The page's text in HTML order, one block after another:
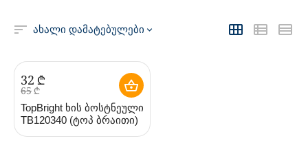
ახალი დამატებულები
‍32‍ ₾
‍65‍₾
TopBright ხის ბოსტნეული
TB120340 (ტოპ ბრაითი)